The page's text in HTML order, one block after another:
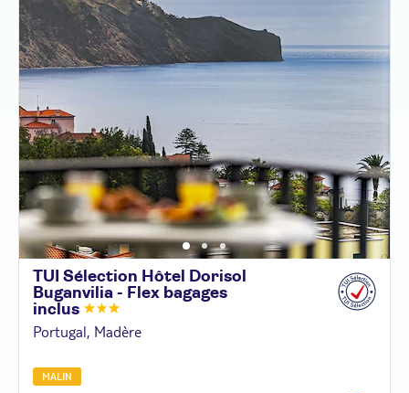
TUI Sélection Hôtel Dorisol
Buganvilia - Flex bagages
inclus
Portugal, Madère
MALIN